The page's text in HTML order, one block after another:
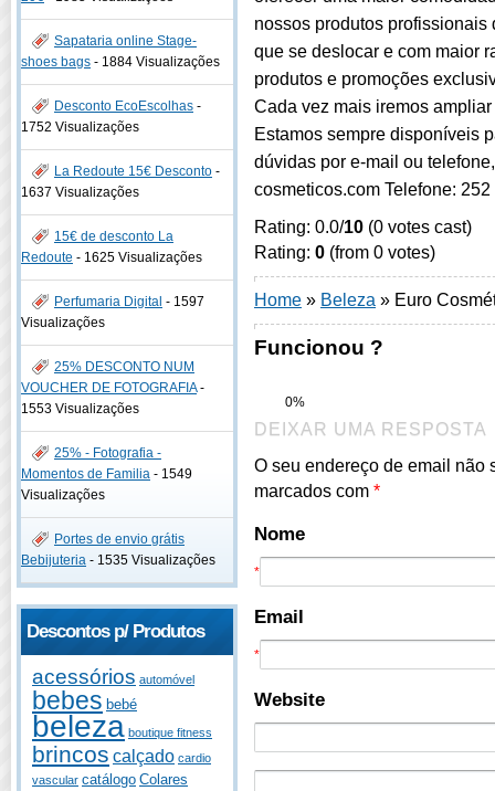
Sapataria online Stage-
shoes bags - 1884 Visualizações
Desconto EcoEscolhas -
1752 Visualizações
La Redoute 15€ Desconto -
1637 Visualizações
15€ de desconto La
Redoute - 1625 Visualizações
Perfumaria Digital - 1597
Visualizações
25% DESCONTO NUM
VOUCHER DE FOTOGRAFIA-
1553 Visualizações
25% - Fotografia -
Momentos de Familia - 1549
Visualizações
Portes de envio grátis
Bebijuteria - 1535 Visualizações
Descontos p/ Produtos
acessórios automóvel
bebes bebé
beleza boutique fitness
brincos calçado cardio
vascular catálogo Colares
nossos produtos profissionais
que se deslocar e com maior
produtos e promoções
Cada vez mais iremos
Estamos sempre disponíveis
dúvidas por e-mail ou
cosmeticos.com Telefone:
Rating: 0.0/10 (0 votes cast)
Rating: 0 (from 0 votes)
Home » Beleza » Euro
Funcionou ?
0%
DEIXAR UMA RESPOSTA
O seu endereço de email não
marcados com *
Nome
*
Email
*
Website